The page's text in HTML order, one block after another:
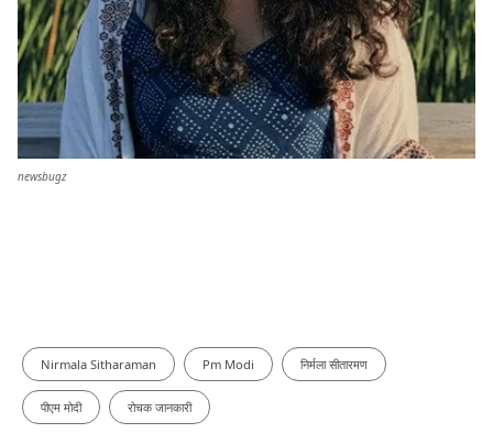
newsbugz
Nirmala Sitharaman Pm Modi निर्मला सीतारमण
पीएम मोदी रोचक जानकारी